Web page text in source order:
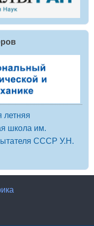
летняя
школа им.
СССР У.Н.